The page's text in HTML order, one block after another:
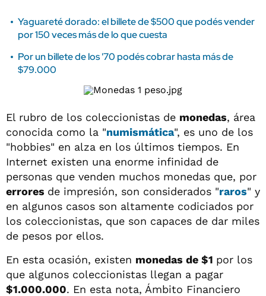
Yaguareté dorado: el billete de $500 que podés vender
por 150 veces más de lo que cuesta
Por un billete de los '70 podés cobrar hasta más de
$79.000
El rubro de los coleccionistas de monedas, área
conocida como la "numismática", es uno de los
"hobbies" en alza en los últimos tiempos. En
Internet existen una enorme infinidad de
personas que venden muchos monedas que, por
errores de impresión, son considerados "raros" y
en algunos casos son altamente codiciados por
los coleccionistas, que son capaces de dar miles
de pesos por ellos.
En esta ocasión, existen monedas de $1 por los
que algunos coleccionistas llegan a pagar
$1.000.000. En esta nota, Ámbito Financiero